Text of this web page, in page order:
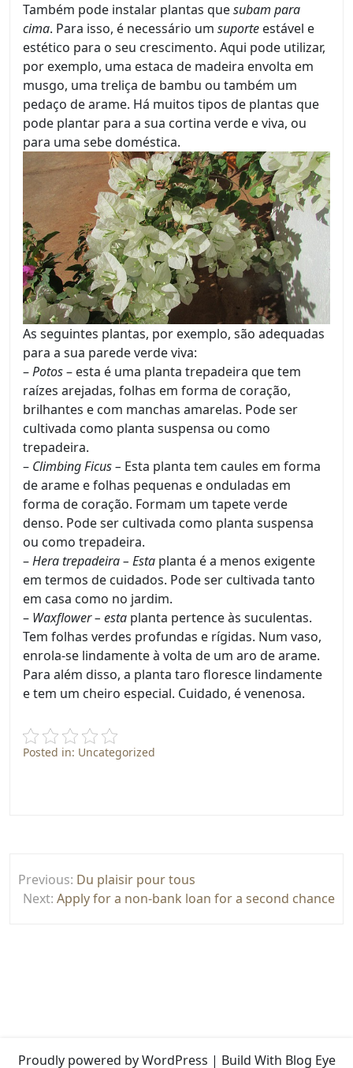
Também pode instalar plantas quesubam para
cima. Para isso, é necessário um suporte estável e
estético para o seu crescimento. Aqui pode utilizar,
por exemplo, uma estaca de madeira envolta em
musgo, uma treliça de bambu ou também um
pedaço de arame. Há muitos tipos de plantas que
pode plantar para a sua cortina verde e viva, ou
para uma sebe doméstica.
As seguintes plantas, por exemplo, são adequadas
para a sua parede verde viva:
–Potos– esta é uma planta trepadeira que tem
raízes arejadas, folhas em forma de coração,
brilhantes e com manchas amarelas. Pode ser
cultivada como planta suspensa ou como
trepadeira.
– Climbing Ficus – Esta planta tem caules em forma
de arame e folhas pequenas e onduladas em
forma de coração. Formam um tapete verde
denso. Pode ser cultivada como planta suspensa
ou como trepadeira.
–Hera trepadeira – Esta planta é a menos exigente
em termos de cuidados. Pode ser cultivada tanto
em casa como no jardim.
– Waxflower – esta planta pertence às suculentas.
Tem folhas verdes profundas e rígidas. Num vaso,
enrola-se lindamente à volta de um aro de arame.
Para além disso, a planta taro floresce lindamente
e tem um cheiro especial. Cuidado, é venenosa.
Posted in: Uncategorized
navigation
Previous: Du plaisir pour tous
Next: Apply for a non-bank loan for a second chance
Proudly powered by WordPress | Build With Blog Eye